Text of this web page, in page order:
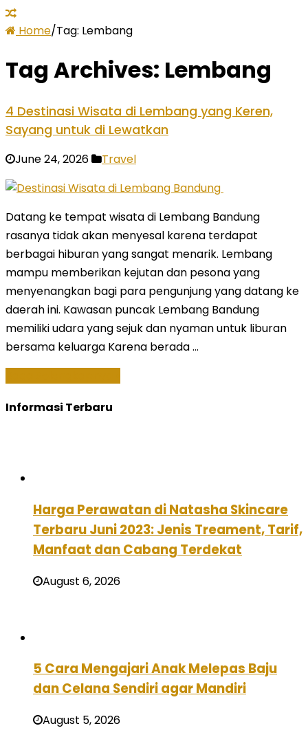
Home/Tag: Lembang
Tag Archives: Lembang
4 Destinasi Wisata di Lembang yang Keren,
Sayang untuk di Lewatkan
June 24, 2026 Travel
Datang ke tempat wisata di Lembang Bandung
rasanya tidak akan menyesal karena terdapat
berbagai hiburan yang sangat menarik. Lembang
mampu memberikan kejutan dan pesona yang
menyenangkan bagi para pengunjung yang datang ke
daerah ini. Kawasan puncak Lembang Bandung
memiliki udara yang sejuk dan nyaman untuk liburan
bersama keluarga Karena berada …
Informasi Terbaru
Harga Perawatan di Natasha Skincare
Terbaru Juni 2023: Jenis Treament, Tarif,
Manfaat dan Cabang Terdekat
August 6, 2026
5 Cara Mengajari Anak Melepas Baju
dan Celana Sendiri agar Mandiri
August 5, 2026